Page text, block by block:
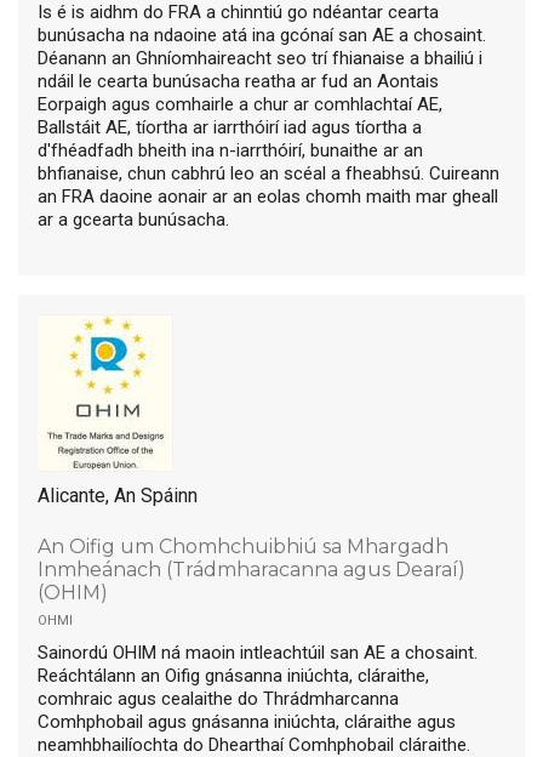
Is é is aidhm do FRA a chinntiú go ndéantar cearta
bunúsacha na ndaoine atá ina gcónaí san AE a chosaint.
Déanann an Ghníomhaireacht seo trí fhianaise a bhailiú i
ndáil le cearta bunúsacha reatha ar fud an Aontais
Eorpaigh agus comhairle a chur ar comhlachtaí AE,
Ballstáit AE, tíortha ar iarrthóirí iad agus tíortha a
d'fhéadfadh bheith ina n-iarrthóirí, bunaithe ar an
bhfianaise, chun cabhrú leo an scéal a fheabhsú. Cuireann
an FRA daoine aonair ar an eolas chomh maith mar gheall
ar a gcearta bunúsacha.
Alicante, An Spáinn
An Oifig um Chomhchuibhiú sa Mhargadh
Inmheánach (Trádmharacanna agus Dearaí)
(OHIM)
ohmi
Sainordú OHIM ná maoin intleachtúil san AE a chosaint.
Reáchtálann an Oifig gnásanna iniúchta, cláraithe,
comhraic agus cealaithe do Thrádmharcanna
Comhphobail agus gnásanna iniúchta, cláraithe agus
neamhbhailíochta do Dhearthaí Comhphobail cláraithe.